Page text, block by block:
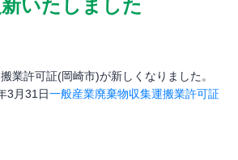
いたしました
業許可証(岡崎市)が新しくなりました。
月31日一般産業廃棄物収集運搬業許可証